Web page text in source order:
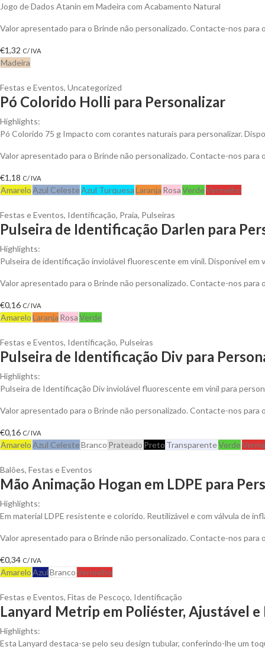
Jogo de Dados Atanin em Madeira com Acabamento Natural
Valor apresentado para o Brinde não personalizado. Contacte-nos
€1,32 C/ IVA
Madeira
Festas e Eventos, Uncategorized
Pó Colorido Holli para Personalizar
Highlights:
Pó Colorido 75 g Impacto com corantes naturais para personalizar.
Valor apresentado para o Brinde não personalizado. Contacte-nos
€1,18 C/ IVA
AmareloAzul CelesteAzul TurquesaLaranja RosaVerdeVermelho
Festas e Eventos, Identificação, Praia, Pulseiras
Pulseira de Identificação Darlen para
Highlights:
Pulseira de identificação inviolável fluorescente em vinil. Disponível em
Valor apresentado para o Brinde não personalizado. Contacte-nos
€0,16 C/ IVA
AmareloLaranja RosaVerde
Festas e Eventos, Identificação, Pulseiras
Pulseira de Identificação Div para
Highlights:
Pulseira de Identificação Div inviolável fluorescente em vinil para
Valor apresentado para o Brinde não personalizado. Contacte-nos
€0,16 C/ IVA
AmareloAzul CelesteBranco Prateado Preto TransparenteVerde
Balões, Festas e Eventos
Mão Animação Hogan em LDPE para
Highlights:
Em material LDPE resistente e colorido. Reutilizável e com válvula de
Valor apresentado para o Brinde não personalizado. Contacte-nos
€0,34 C/ IVA
AmareloAzulBrancoVermelho
Festas e Eventos, Fitas de Pescoço, Identificação
Lanyard Metrip em Poliéster, Ajustável
Highlights:
Esta Lanyard destaca-se pelo seu design tubular, conferindo-lhe um